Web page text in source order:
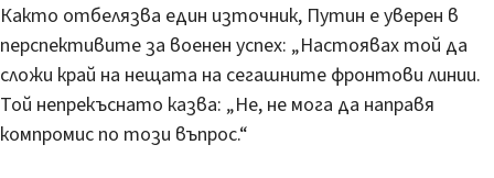
Както отбелязва един източник, Путин е уверен в
перспективите за военен успех: „Настоявах той да
сложи край на нещата на сегашните фронтови линии.
Той непрекъснато казва: „Не, не мога да направя
компромис по този въпрос.“